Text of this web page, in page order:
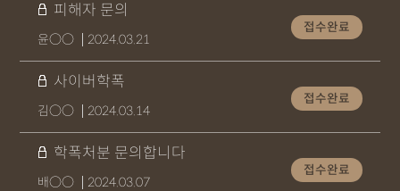
피해자 문의
윤○○ 2024.03.21
접수완료
사이버학폭
김○○ 2024.03.14
접수완료
학폭처분 문의합니다
배○○ 2024.03.07
접수완료